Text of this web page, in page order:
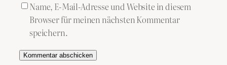
Name, E-Mail-Adresse und Website in diesem
Browser für meinen nächsten Kommentar
speichern.